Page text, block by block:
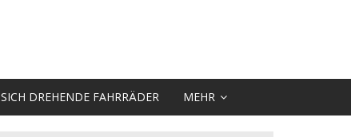
SICH DREHENDE FAHRRÄDER MEHR